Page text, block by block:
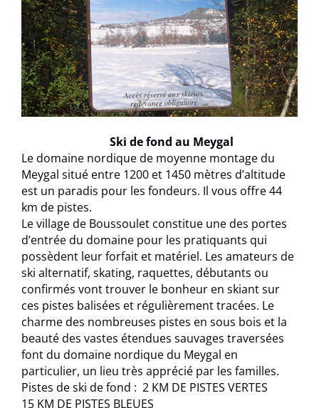
Ski de fond au Meygal
Le domaine nordique de moyenne montage du
Meygal situé entre 1200 et 1450 mètres d’altitude
est un paradis pour les fondeurs. Il vous offre 44
km de pistes.
Le village de Boussoulet constitue une des portes
d’entrée du domaine pour les pratiquants qui
possèdent leur forfait et matériel. Les amateurs de
ski alternatif, skating, raquettes, débutants ou
confirmés vont trouver le bonheur en skiant sur
ces pistes balisées et régulièrement tracées. Le
charme des nombreuses pistes en sous bois et la
beauté des vastes étendues sauvages traversées
font du domaine nordique du Meygal en
particulier, un lieu très apprécié par les familles.
Pistes de ski de fond : 2 KM DE PISTES VERTES
15 KM DE PISTES BLEUES